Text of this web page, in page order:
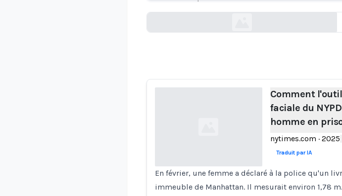
Comment
faciale du
homme en
nytimes.com · 2025
Traduit par IA
En février, une femme a déclaré à la police qu'un
immeuble de Manhattan. Il mesurait environ 1,78 m.